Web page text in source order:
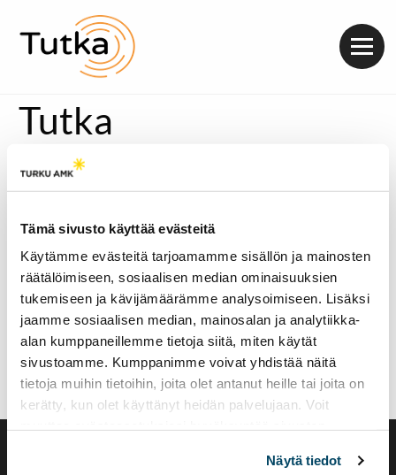
Tämä sivusto käyttää evästeitä
Käytämme evästeitä tarjoamamme sisällön ja mainosten
räätälöimiseen, sosiaalisen median ominaisuuksien
tukemiseen ja kävijämäärämme analysoimiseen. Lisäksi
jaamme sosiaalisen median, mainosalan ja analytiikka-
alan kumppaneillemme tietoja siitä, miten käytät
sivustoamme. Kumppanimme voivat yhdistää näitä
tietoja muihin tietoihin, joita olet antanut heille tai joita on
kerätty, kun olet käyttänyt heidän palvelujaan. Voit
Näytä tiedot
Tutka